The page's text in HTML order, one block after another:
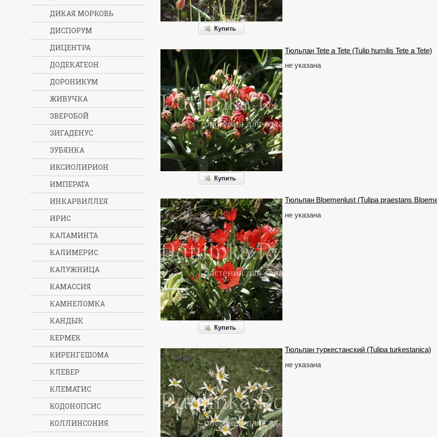
Купить
Купить
Тюльпан Tete a Tete (Tulip humilis Tete a Tete)
не указана
Купить
Тюльпан Bloemenlust (Tulipa praestans
не указана
Тюльпан туркестанский (Tulipa turkestanica)
не указана
ДИКАЯ МОРКОВЬ
ДИСПОРУМ
ДИЦЕНТРА
ДОДЕКАТЕОН
ДОРОНИКУМ
ЖИВУЧКА
ЗВЕРОБОЙ
ЗИГАДЕНУС
ЗУБЯНКА
ИКСИОЛИРИОН
ИМПЕРАТА
ИНКАРВИЛЛЕЯ
ИРИС
КАЛАМИНТА
КАЛИМЕРИС
КАЛУЖНИЦА
КАМАССИЯ
КАМНЕЛОМКА
КАНДЫК
КЕРМЕК
КИРЕНГЕШОМА
КЛЕВЕР
КЛЕМАТИС
КОДОНОПСИС
КОЛЛИНСОНИЯ